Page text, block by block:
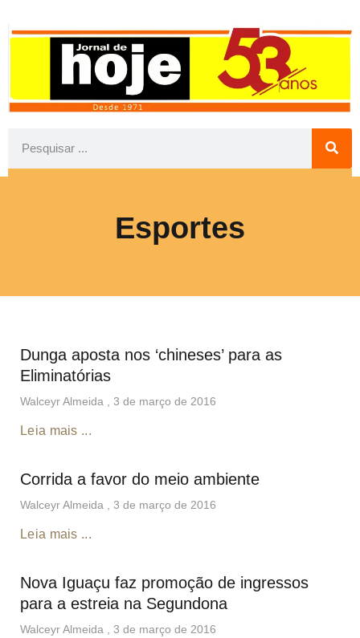
Esportes
Dunga aposta nos ‘chineses’ para as
Eliminatórias
Walceyr Almeida 3 de março de 2016
Leia mais ...
Corrida a favor do meio ambiente
Walceyr Almeida 3 de março de 2016
Leia mais ...
Nova Iguaçu faz promoção de ingressos
para a estreia na Segundona
Walceyr Almeida 3 de março de 2016